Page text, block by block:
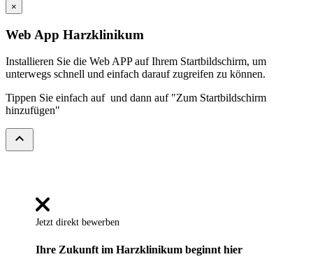
×
Web App Harzklinikum
Installieren Sie die Web APP auf Ihrem Startbildschirm, um
unterwegs schnell und einfach darauf zugreifen zu können.
Tippen Sie einfach auf und dann auf "Zum Startbildschirm
hinzufügen"
expand_less
Jetzt direkt bewerben
Ihre Zukunft im Harzklinikum beginnt hier